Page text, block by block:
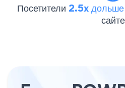
Посетители 2.5x дольше
сайте